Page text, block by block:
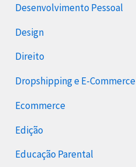
Desenvolvimento Pessoal
Design
Direito
Dropshipping e E-Commerce
Ecommerce
Edição
Educação Parental